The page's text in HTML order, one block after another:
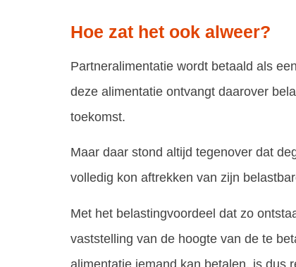
Hoe zat het ook alweer?
Partneralimentatie wordt betaald als
deze alimentatie ontvangt daarover
toekomst.
Maar daar stond altijd tegenover dat
volledig kon aftrekken van zijn
Met het belastingvoordeel dat zo
vaststelling van de hoogte van de te
alimentatie iemand kan betalen, is dus